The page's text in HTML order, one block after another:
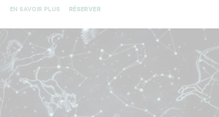
EN SAVOIR PLUS
RÉSERVER